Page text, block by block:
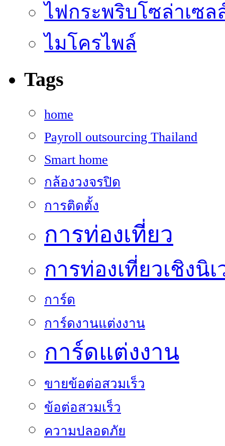
ไฟกระพริบโซล่าเซล
ไมโครไพล์
Tags
home
Payroll outsourcing Thailand
Smart home
กล้องวงจรปิด
การติดตั้ง
การท่องเที่ยว
การท่องเที่ยวเชิงนิเ
การ์ด
การ์ดงานแต่งงาน
การ์ดแต่งงาน
ขายข้อต่อสวมเร็ว
ข้อต่อสวมเร็ว
ความปลอดภัย